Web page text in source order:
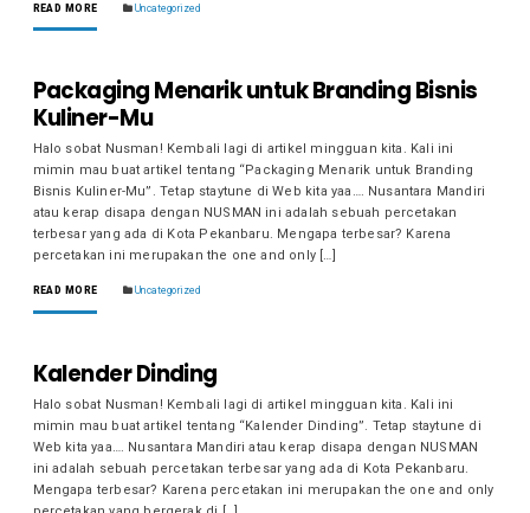
READ MORE Uncategorized
Packaging Menarik untuk Branding Bisnis
Kuliner-Mu
Halo sobat Nusman! Kembali lagi di artikel mingguan kita. Kali ini
mimin mau buat artikel tentang “Packaging Menarik untuk Branding
Bisnis Kuliner-Mu”. Tetap staytune di Web kita yaa…. Nusantara Mandiri
atau kerap disapa dengan NUSMAN ini adalah sebuah percetakan
terbesar yang ada di Kota Pekanbaru. Mengapa terbesar? Karena
percetakan ini merupakan the one and only […]
READ MORE Uncategorized
Kalender Dinding
Halo sobat Nusman! Kembali lagi di artikel mingguan kita. Kali ini
mimin mau buat artikel tentang “Kalender Dinding”. Tetap staytune di
Web kita yaa…. Nusantara Mandiri atau kerap disapa dengan NUSMAN
ini adalah sebuah percetakan terbesar yang ada di Kota Pekanbaru.
Mengapa terbesar? Karena percetakan ini merupakan the one and only